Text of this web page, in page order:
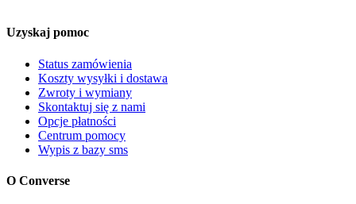
Uzyskaj pomoc
Status zamówienia
Koszty wysyłki i dostawa
Zwroty i wymiany
Skontaktuj się z nami
Opcje płatności
Centrum pomocy
Wypis z bazy sms
O Converse